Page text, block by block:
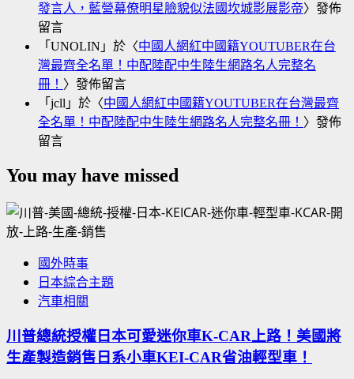
發言人，藍營幕僚明星臉貌似法國坎城影展影帝〉發佈
留言
「 UNOLIN 」於〈中國人網紅中國籍YOUTUBER在台
灣最齊全名單！中配陸配中生陸生網路名人完整名
冊！ 〉發佈留言
「 jcll 」於〈中國人網紅中國籍YOUTUBER在台灣最齊
全名單！中配陸配中生陸生網路名人完整名冊！ 〉發佈
留言
You may have missed
國外時事
日本綜合主題
汽車相關
川普總統授權日本可愛迷你車K-CAR上路！美國將
生產製造銷售日系小車KEI-CAR省油輕型車！